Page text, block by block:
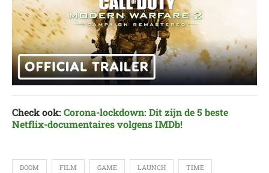
Check ook: Corona-lockdown: Dit zijn de 5 beste
Netflix-documentaires volgens IMDb!
DOOM FILM GAME LAUNCH TIME